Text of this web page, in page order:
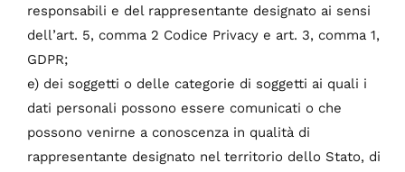
responsabili e del rappresentante designato ai sensi
dell’art. 5, comma 2 Codice Privacy e art. 3, comma 1,
GDPR;
e) dei soggetti o delle categorie di soggetti ai quali i
dati personali possono essere comunicati o che
possono venirne a conoscenza in qualità di
rappresentante designato nel territorio dello Stato, di